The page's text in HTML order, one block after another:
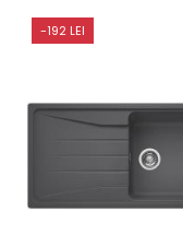
-192 LEI